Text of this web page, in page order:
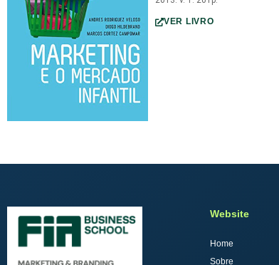
VER LIVRO
Website
Home
Sobre